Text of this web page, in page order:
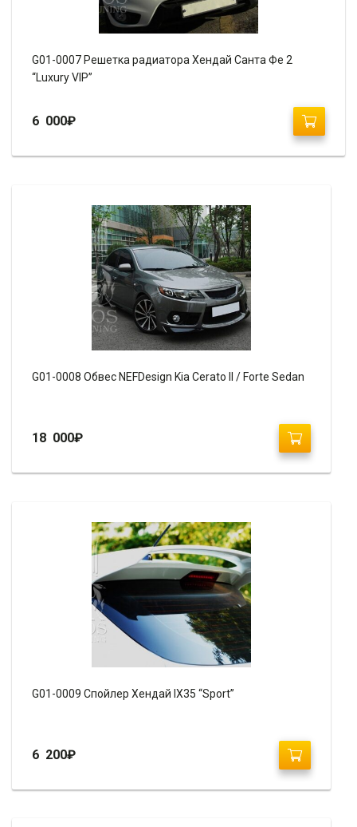
G01-0007 Решетка радиатора Хендай Санта Фе 2
“Luxury VIP”
6 000₽
G01-0008 Обвес NEFDesign Kia Cerato II / Forte Sedan
18 000₽
G01-0009 Спойлер Хендай IX35 “Sport”
6 200₽